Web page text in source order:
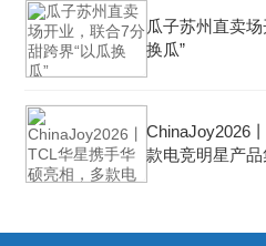
瓜子苏州直卖
换瓜”
ChinaJoy2026
款电竞明星产品